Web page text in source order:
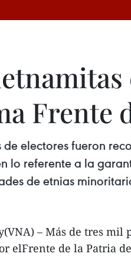
Frente
de electores fueron
lo referente a la
de etnias
– Más de tres mil
elFrente de la Patria